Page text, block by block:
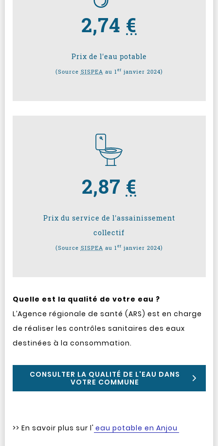
2,74 €
Prix de l'eau potable
(Source SISPEA au 1 er janvier 2024)
2,87 €
Prix du service de l'assainissement
collectif
(Source SISPEA au 1 er janvier 2024)
Quelle est la qualité de votre eau ?
L’Agence régionale de santé (ARS) est en charge
de réaliser les contrôles sanitaires des eaux
destinées à la consommation.
CONSULTER LA QUALITÉ DE L'EAU DANS
VOTRE COMMUNE
>> En savoir plus sur l' eau potable en Anjou